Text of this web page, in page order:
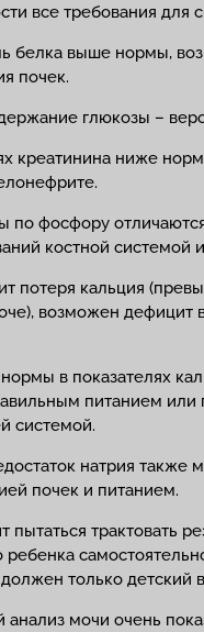
все требования для
белка выше нормы,
почек.
глюкозы –
креатинина ниже
по фосфору
костной системой
потеря кальция
возможен дефицит
в показателях
питанием
системой.
натрия также
почек и питанием.
пытаться трактовать
ребенка
только детский
анализ мочи очень